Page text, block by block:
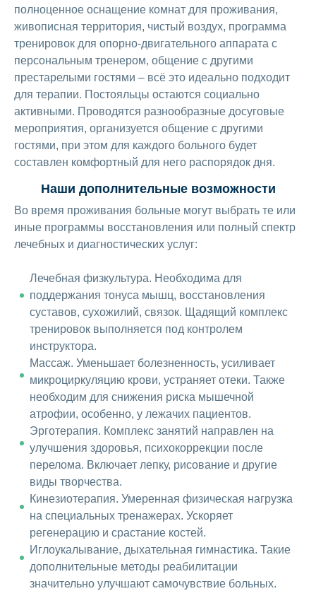
полноценное оснащение комнат для проживания,
живописная территория, чистый воздух, программа
тренировок для опорно-двигательного аппарата с
персональным тренером, общение с другими
престарелыми гостями – всё это идеально подходит
для терапии. Постояльцы остаются социально
активными. Проводятся разнообразные досуговые
мероприятия, организуется общение с другими
гостями, при этом для каждого больного будет
составлен комфортный для него распорядок дня.
Наши дополнительные возможности
Во время проживания больные могут выбрать те или
иные программы восстановления или полный спектр
лечебных и диагностических услуг:
Лечебная физкультура. Необходима для
поддержания тонуса мышц, восстановления
суставов, сухожилий, связок. Щадящий комплекс
тренировок выполняется под контролем
инструктора.
Массаж. Уменьшает болезненность, усиливает
микроциркуляцию крови, устраняет отеки. Также
необходим для снижения риска мышечной
атрофии, особенно, у лежачих пациентов.
Эрготерапия. Комплекс занятий направлен на
улучшения здоровья, психокоррекции после
перелома. Включает лепку, рисование и другие
виды творчества.
Кинезиотерапия. Умеренная физическая нагрузка
на специальных тренажерах. Ускоряет
регенерацию и срастание костей.
Иглоукалывание, дыхательная гимнастика. Такие
дополнительные методы реабилитации
значительно улучшают самочувствие больных.